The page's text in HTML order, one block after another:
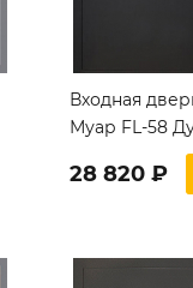
Входная
Муар FL-58
28 820 ₽